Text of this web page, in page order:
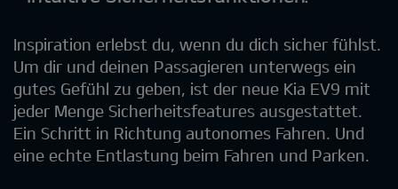
Inspiration erlebst du, wenn du dich sicher fühlst.
Um dir und deinen Passagieren unterwegs ein
gutes Gefühl zu geben, ist der neue Kia EV9 mit
jeder Menge Sicherheitsfeatures ausgestattet.
Ein Schritt in Richtung autonomes Fahren. Und
eine echte Entlastung beim Fahren und Parken.